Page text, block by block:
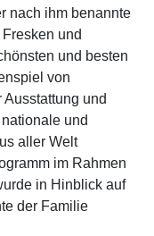
nach ihm benannte
und
und besten
von
und
und
aller Welt
im Rahmen
in Hinblick auf
der Familie